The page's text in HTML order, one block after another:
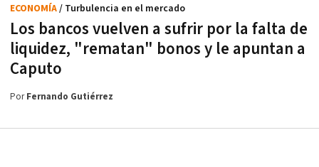
Los bancos vuelven a sufrir por la falta de
liquidez, "rematan" bonos y le apuntan a
Caputo
ECONOMÍA/ Turbulencia en el mercado
PorFernando Gutiérrez